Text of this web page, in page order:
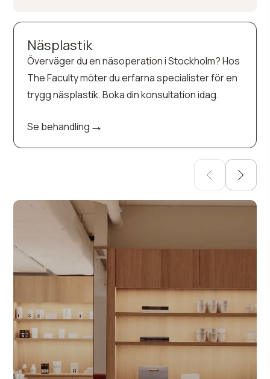
Näsplastik
Överväger du en näsoperation i Stockholm? Hos
The Faculty möter du erfarna specialister för en
trygg näsplastik. Boka din konsultation idag.
Se behandling →